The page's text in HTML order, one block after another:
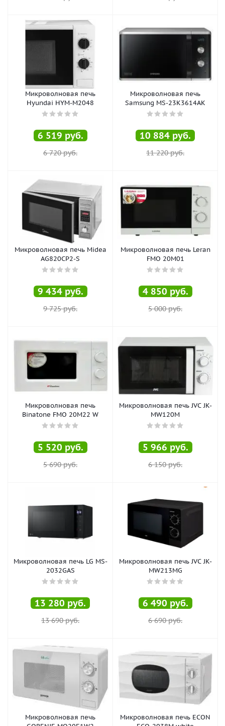
Микроволновая печь
Hyundai HYM-M2048
6 519 руб.
6 720руб.
Микроволновая печь
Samsung MS-23K3614AK
10 884 руб.
11 220руб.
Микроволновая печь Midea
AG820CP2-S
9 434руб.
9 725руб.
Микроволновая печь Leran
FMO 20M01
4 850 руб.
5 000руб.
Микроволновая печь
Binatone FMO 20M22 W
5 520 руб.
5 690руб.
Микроволновая печь JVC JK-
MW120M
5 966 руб.
6 150руб.
Микроволновая печь LG MS-
2032GAS
13 280 руб.
13 690руб.
Микроволновая печь JVC JK-
MW213MG
6 490 руб.
6 690руб.
Микроволновая печь
Микроволновая печь ECON